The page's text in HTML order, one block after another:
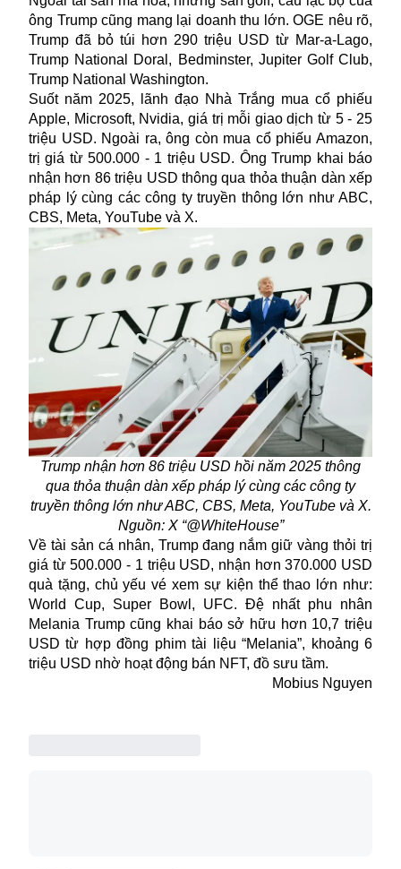
ông Trump cũng mang lại doanh thu lớn. OGE nêu rõ,
Trump đã bỏ túi hơn 290 triệu USD từ Mar-a-Lago,
Trump National Doral, Bedminster, Jupiter Golf Club,
Trump National Washington.
Suốt năm 2025, lãnh đạo Nhà Trắng mua cổ phiếu
Apple, Microsoft, Nvidia, giá trị mỗi giao dịch từ 5 - 25
triệu USD. Ngoài ra, ông còn mua cổ phiếu Amazon,
trị giá từ 500.000 - 1 triệu USD. Ông Trump khai báo
nhận hơn 86 triệu USD thông qua thỏa thuận dàn xếp
pháp lý cùng các công ty truyền thông lớn như ABC,
CBS, Meta, YouTube và X.
Trump nhận hơn 86 triệu USD hồi năm 2025 thông
qua thỏa thuận dàn xếp pháp lý cùng các công ty
truyền thông lớn như ABC, CBS, Meta, YouTube và X.
Nguồn: X “@WhiteHouse”
Về tài sản cá nhân, Trump đang nắm giữ vàng thỏi trị
giá từ 500.000 - 1 triệu USD, nhận hơn 370.000 USD
quà tặng, chủ yếu vé xem sự kiện thể thao lớn như:
World Cup, Super Bowl, UFC. Đệ nhất phu nhân
Melania Trump cũng khai báo sở hữu hơn 10,7 triệu
USD từ hợp đồng phim tài liệu “Melania”, khoảng 6
triệu USD nhờ hoạt động bán NFT, đồ sưu tầm.
Mobius Nguyen